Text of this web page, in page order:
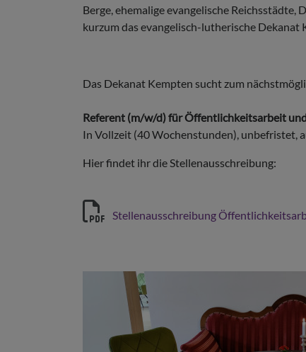
Berge, ehemalige evangelische Reichsstädte,
kurzum das evangelisch-lutherische Dekanat
Das Dekanat Kempten sucht zum
Referent (m/w/d) für Öffentlichkeitsarbeit
In Vollzeit (40 Wochenstunden), unbefristet,
Hier findet ihr die Stellenausschreibung:
Stellenausschreibung